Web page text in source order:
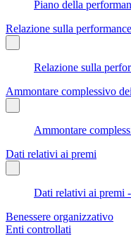
Piano della
Relazione sulla performance
Relazione sulla
Ammontare complessivo
Ammontare
Dati relativi ai premi
Dati relativi ai premi
Benessere organizzativo
Enti controllati